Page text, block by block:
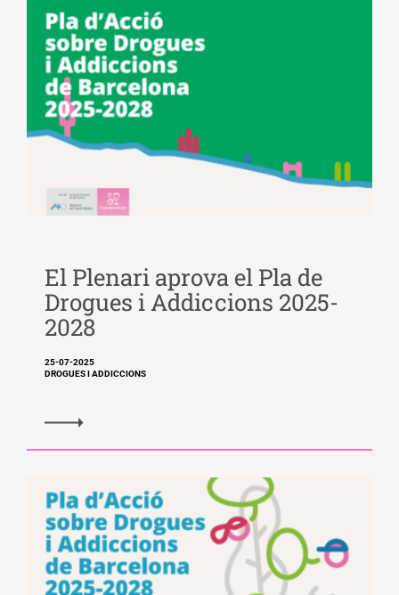
El Plenari aprova el Pla de
Drogues i Addiccions 2025-
2028
25-07-2025
DROGUES I ADDICCIONS